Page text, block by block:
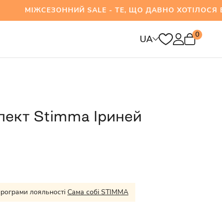
SALE - ТЕ, ЩО ДАВНО ХОТІЛОСЯ
UA 0
Stimma Іриней
лояльності Сама собі STIMMA